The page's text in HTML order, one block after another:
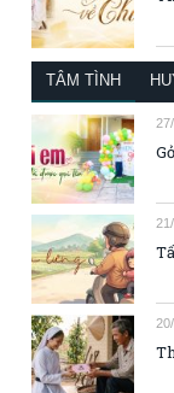
TÂM TÌNH